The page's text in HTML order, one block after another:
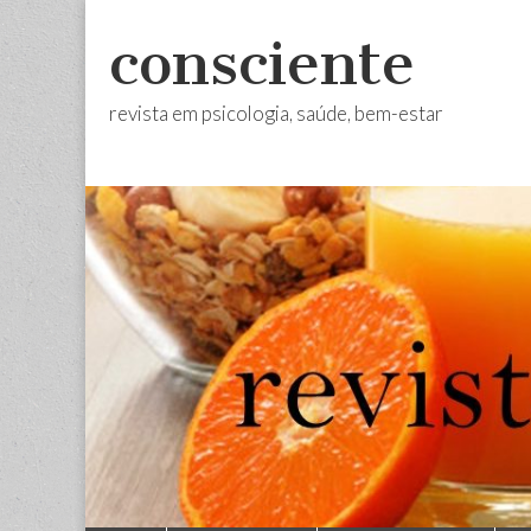
consciente
revista em psicologia, saúde, bem-estar